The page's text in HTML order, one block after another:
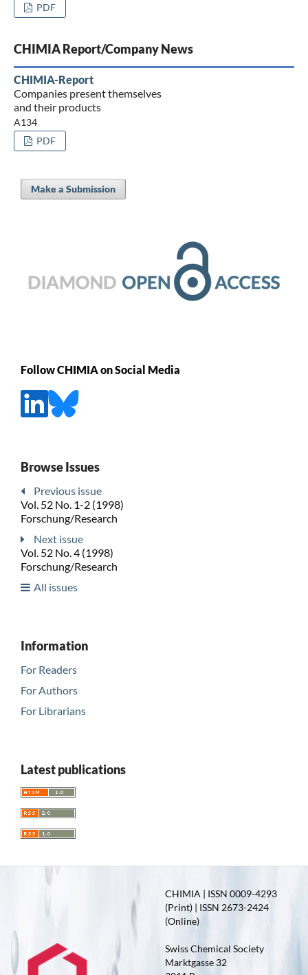
PDF
CHIMIA Report/Company News
CHIMIA-Report
Companies present themselves
and their products
A134
PDF
Make a Submission
Follow CHIMIA on Social Media
Browse Issues
Previous issue
Vol. 52 No. 1-2 (1998)
Forschung/Research
Next issue
Vol. 52 No. 4 (1998)
Forschung/Research
All issues
Information
For Readers
For Authors
For Librarians
Latest publications
CHIMIA | ISSN 0009-4293
(Print) | ISSN 2673-2424
(Online)
Swiss Chemical Society
Marktgasse 32